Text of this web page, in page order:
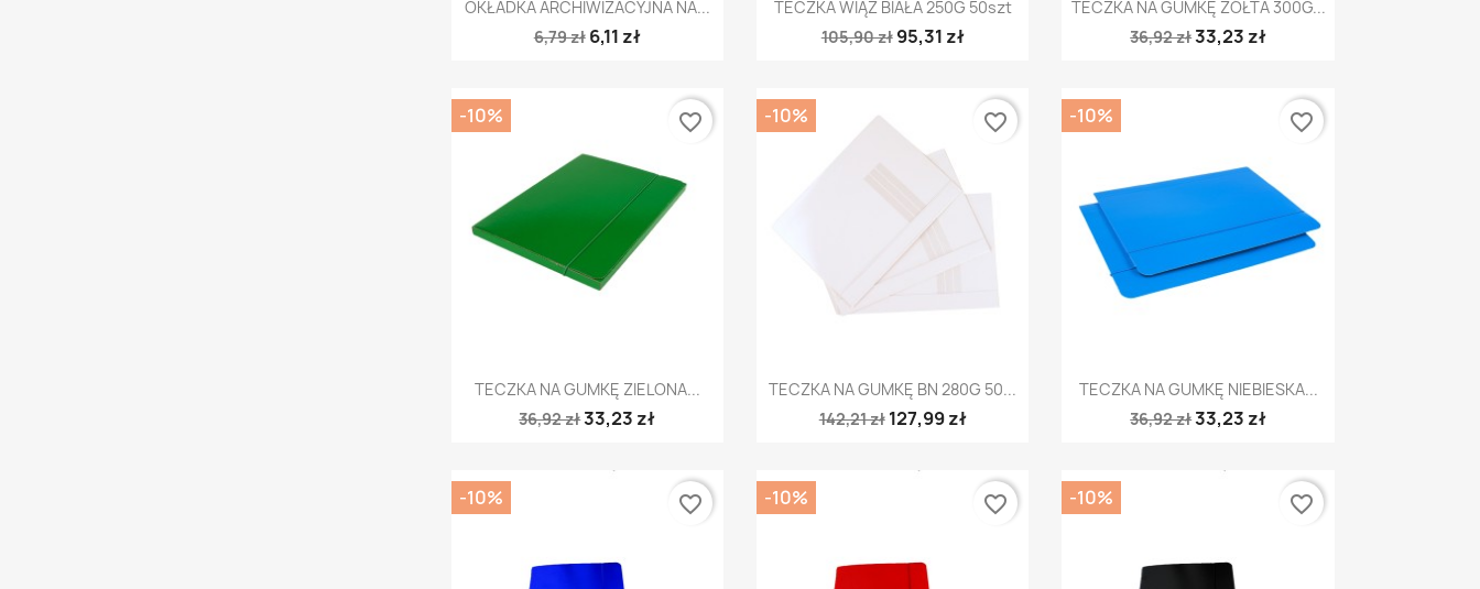
OKŁADKA ARCHIWIZACYJNA NA...
6,79 zł 6,11 zł
TECZKA WIĄZ BIAŁA 250G 50szt
105,90 zł 95,31 zł
TECZKA NA GUMKĘ ŻÓŁTA 300G...
36,92 zł33,23 zł
 Szybki podgląd
TECZKA NA GUMKĘ ZIELONA...
36,92 zł33,23 zł
-10% favorite_border
Szybki podgląd
TECZKA NA GUMKĘ BN 280G 50...
142,21 zł 127,99 zł
-10% favorite_border
Szybki podgląd
TECZKA NA GUMKĘ NIEBIESKA...
36,92 zł33,23 zł
-10% favorite_border
-10% favorite_border -10% favorite_border -10% favorite_border